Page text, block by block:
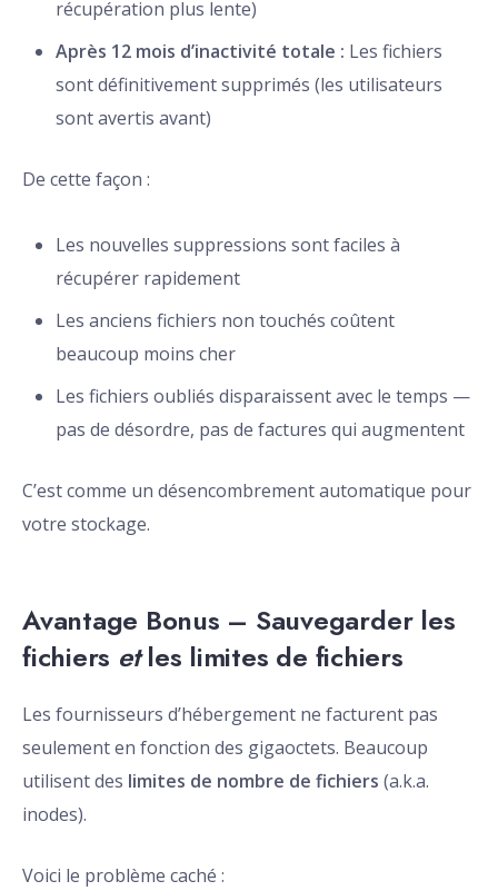
récupération plus lente)
Après 12 mois d’inactivité totale : Les fichiers
sont définitivement supprimés (les utilisateurs
sont avertis avant)
De cette façon :
Les nouvelles suppressions sont faciles à
récupérer rapidement
Les anciens fichiers non touchés coûtent
beaucoup moins cher
Les fichiers oubliés disparaissent avec le temps —
pas de désordre, pas de factures qui augmentent
C’est comme un désencombrement automatique pour
votre stockage.
Avantage Bonus – Sauvegarder les
fichiers etles limites de fichiers
Les fournisseurs d’hébergement ne facturent pas
seulement en fonction des gigaoctets. Beaucoup
utilisent des limites de nombre de fichiers (a.k.a.
inodes).
Voici le problème caché :